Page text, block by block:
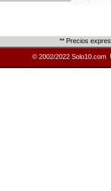
** Precios
© 2002/2022 Solo10.com